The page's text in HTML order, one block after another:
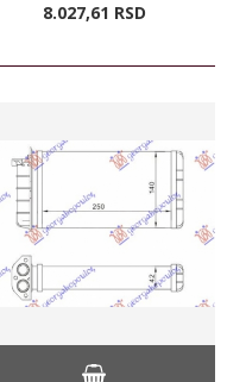
8.027,61 RSD